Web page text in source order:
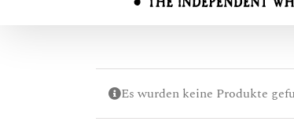
Es wurden keine Produkte